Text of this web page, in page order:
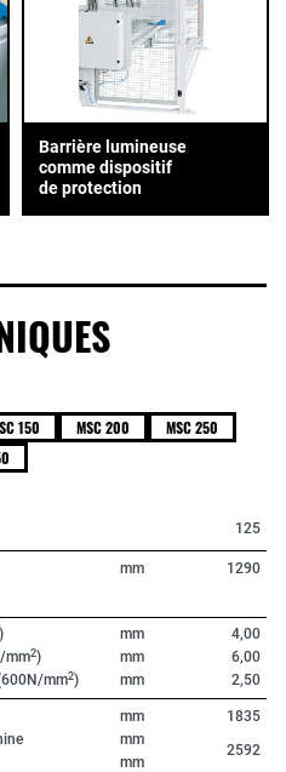
Barrière lumineuse
comme dispositif
de protection
150 MSC 200
MSC 250
125
mm 1290
)
mm2)
mm2)
mm
mm
mm
4,00
6,00
2,50
mm
mm
mm
1835
2592